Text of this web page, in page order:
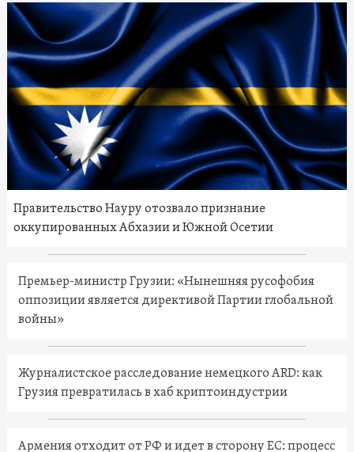
Правительство Науру отозвало признание
оккупированных Абхазии и Южной Осетии
Премьер-министр Грузии: «Нынешняя русофобия
оппозиции является директивой Партии глобальной
войны»
Журналистское расследование немецкого ARD: как
Грузия превратилась в хаб криптоиндустрии
Армения отходит от РФ и идет в сторону ЕС: процесс